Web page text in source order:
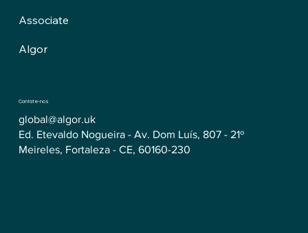
Associate
Algor
Contate-nos
global@algor.uk
Ed. Etevaldo Nogueira - Av. Dom Luís, 807 - 21º
Meireles, Fortaleza - CE, 60160-230